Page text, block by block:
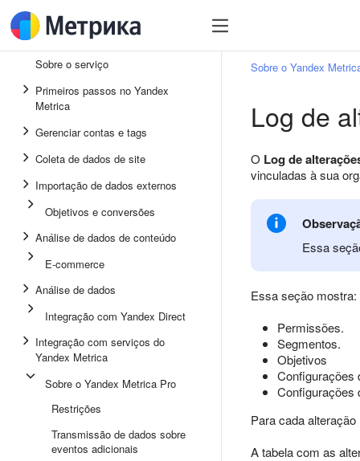
Sobre o serviço
Primeiros passos no Yandex
Metrica
Gerenciar contas e tags
Coleta de dados de site
Importação de dados externos
Objetivos e conversões
Análise de dados de conteúdo
E-commerce
Análise de dados
Integração com Yandex Direct
Integração com serviços do
Yandex Metrica
Sobre o Yandex Metrica Pro
Restrições
Transmissão de dados sobre
eventos adicionais
Sobre o Yandex
Log de
O Log de
vinculadas à sua
Essa
Essa seção mostra:
Permissões.
Segmentos.
Objetivos
Configurações
Configurações
Para cada
A tabela com as